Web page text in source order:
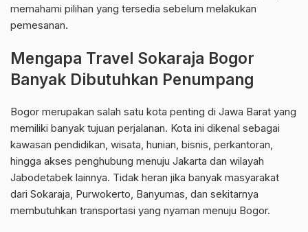
memahami pilihan yang tersedia sebelum melakukan
pemesanan.
Mengapa Travel Sokaraja Bogor
Banyak Dibutuhkan Penumpang
Bogor merupakan salah satu kota penting di Jawa Barat yang
memiliki banyak tujuan perjalanan. Kota ini dikenal sebagai
kawasan pendidikan, wisata, hunian, bisnis, perkantoran,
hingga akses penghubung menuju Jakarta dan wilayah
Jabodetabek lainnya. Tidak heran jika banyak masyarakat
dari Sokaraja, Purwokerto, Banyumas, dan sekitarnya
membutuhkan transportasi yang nyaman menuju Bogor.